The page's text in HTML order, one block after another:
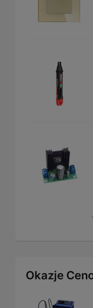
Okazje